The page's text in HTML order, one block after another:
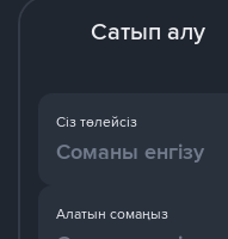
Сатып алу
Сіз төлейсіз
Алатын сомаңыз